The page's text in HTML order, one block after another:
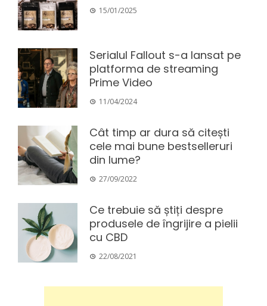
15/01/2025
Serialul Fallout s-a lansat pe
platforma de streaming
Prime Video
11/04/2024
Cât timp ar dura să citești
cele mai bune bestselleruri
din lume?
27/09/2022
Ce trebuie să știți despre
produsele de îngrijire a pielii
cu CBD
22/08/2021